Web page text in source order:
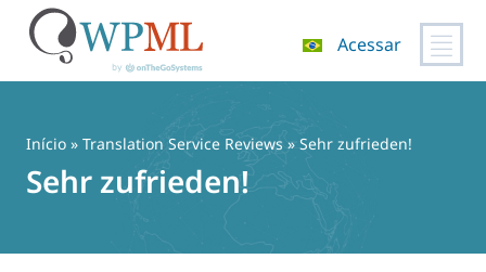
conteúdo
Acessar
Início » Translation Service Reviews » Sehr zufrieden!
Sehr zufrieden!